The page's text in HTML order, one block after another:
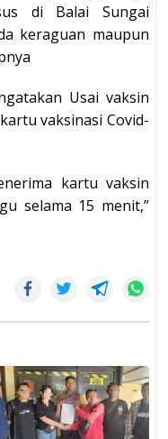
di Balai Sungai
keraguan maupun
Usai vaksin
vaksinasi Covid-
kartu vaksin
selama 15 menit,”